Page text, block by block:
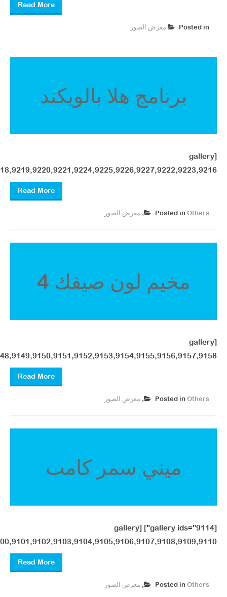
Read More
Posted in معرض الصور ​
برنامج هلا بالويكند
[gallery
Read More
Posted in Others
, معرض الصور ​
مخيم لون صيفك 4
[gallery
Read More
Posted in Others
, معرض الصور ​
ميني سمر كامب
[gallery ids="9114"] [gallery
Read More
Posted in Others
, معرض الصور ​